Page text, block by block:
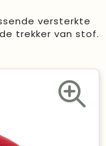
versterkte
trekker van stof.